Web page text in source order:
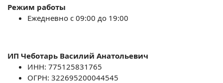
Режим работы
Ежедневно с 09:00 до 19:00
ИП Чеботарь Василий Анатольевич
ИНН: 775125831765
ОГРН: 322695200044545